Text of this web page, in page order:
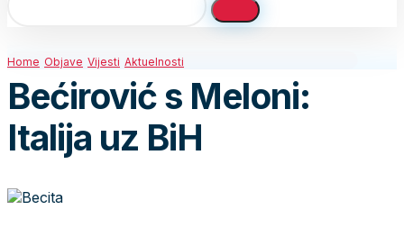
Home Objave Vijesti Aktuelnosti
Bećirović s Meloni:
Italija uz BiH